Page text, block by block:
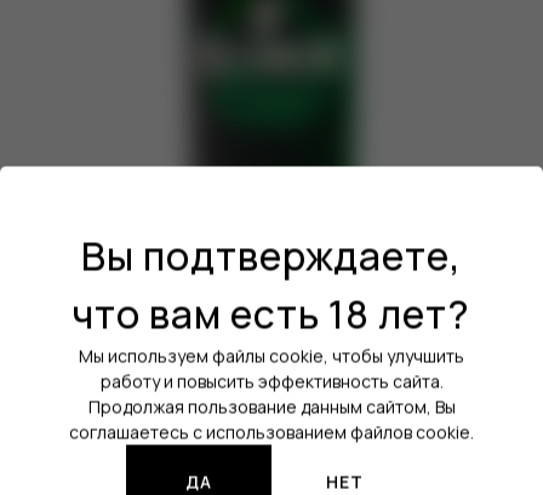
Товар:Ароматизатор
Бренд: DARK X SIZE
Линейка:DARK X SIZE Le Elixir
Вкус:Энергетик / Яблоко / Киви
Вы подтверждаете,
что вам есть 18 лет?
Мы используем файлы cookie, чтобы улучшить
работу и повысить эффективность сайта.
Продолжая пользование данным сайтом, Вы
соглашаетесь с использованием файлов cookie.
ДА НЕТ